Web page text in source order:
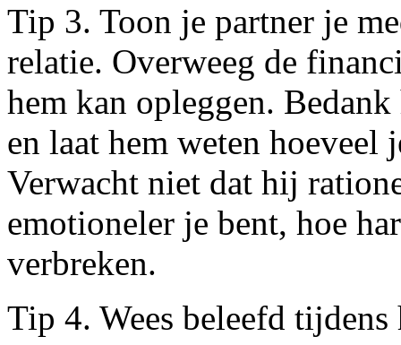
Tip 3. Toon je partner je
relatie. Overweeg de
hem kan opleggen.
en laat hem weten hoeveel
Verwacht niet dat hij
emotioneler je bent, hoe
verbreken.
Tip 4. Wees beleefd